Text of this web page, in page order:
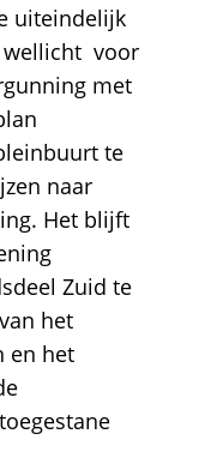
uiteindelijk
wellicht voor
met
te
naar
Het blijft
Zuid te
het
en het